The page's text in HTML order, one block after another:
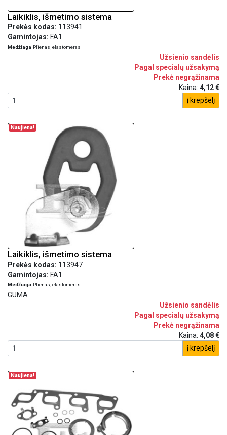
Laikiklis, išmetimo sistema
Prekės kodas: 113941
Gamintojas: FA1
Medžiaga Plienas, elastomeras
Užsienio sandėlis
Pagal specialų užsakymą
Prekė negrąžinama
Kaina: 4,12 €
į krepšelį
Naujiena!
Laikiklis, išmetimo sistema
Prekės kodas: 113947
Gamintojas: FA1
Medžiaga Plienas, elastomeras
GUMA
Užsienio sandėlis
Pagal specialų užsakymą
Prekė negrąžinama
Kaina: 4,08 €
į krepšelį
Naujiena!